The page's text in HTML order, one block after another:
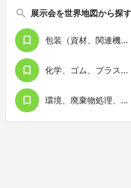
展示会を世界地図から探す
包装（資材、関連機器）
化学、ゴム、プラスチック、素材類
環境、廃棄物処理、リサイクリング